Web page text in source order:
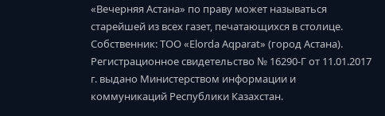
«Вечерняя Астана» по праву может называться
старейшей из всех газет, печатающихся в столице.
Собственник: ТОО «Elorda Aqparat» (город Астана).
Регистрационное свидетельство № 16290-Г от 11.01.2017
г. выдано Министерством информации и
коммуникаций Республики Казахстан.